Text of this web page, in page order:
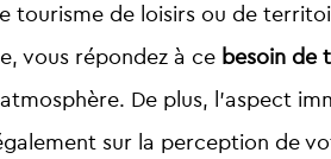
tourisme de loisirs ou de
vous répondez à ce besoin de
De plus, l’aspect
sur la perception de